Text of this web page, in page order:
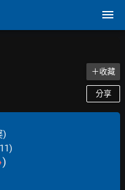
＋收藏
分享
)
)